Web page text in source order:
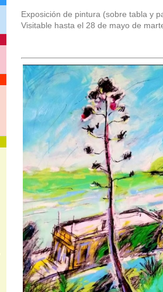
Exposición de pintura (sobre tabla y
Visitable hasta el 28 de mayo de